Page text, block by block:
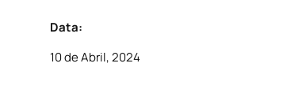
Data:
10 de Abril, 2024